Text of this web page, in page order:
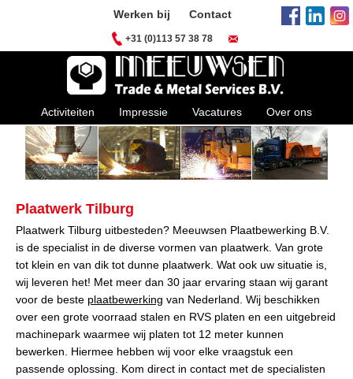
Werken bij Contact
+31 (0)113 57 38 78
Activiteiten Impressie Vacatures Over ons
Plaatwerk Tilburg
Plaatwerk Tilburg uitbesteden? Meeuwsen Plaatbewerking B.V.
is de specialist in de diverse vormen van plaatwerk. Van grote
tot klein en van dik tot dunne plaatwerk. Wat ook uw situatie is,
wij leveren het! Met meer dan 30 jaar ervaring staan wij garant
voor de beste plaatbewerking van Nederland. Wij beschikken
over een grote voorraad stalen en RVS platen en een uitgebreid
machinepark waarmee wij platen tot 12 meter kunnen
bewerken. Hiermee hebben wij voor elke vraagstuk een
passende oplossing. Kom direct in contact met de specialisten